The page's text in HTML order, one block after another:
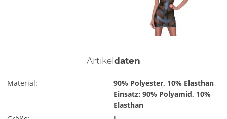
Artikeldaten
Material:
90% Polyester, 10% Elasthan
Einsatz: 90% Polyamid, 10%
Elasthan